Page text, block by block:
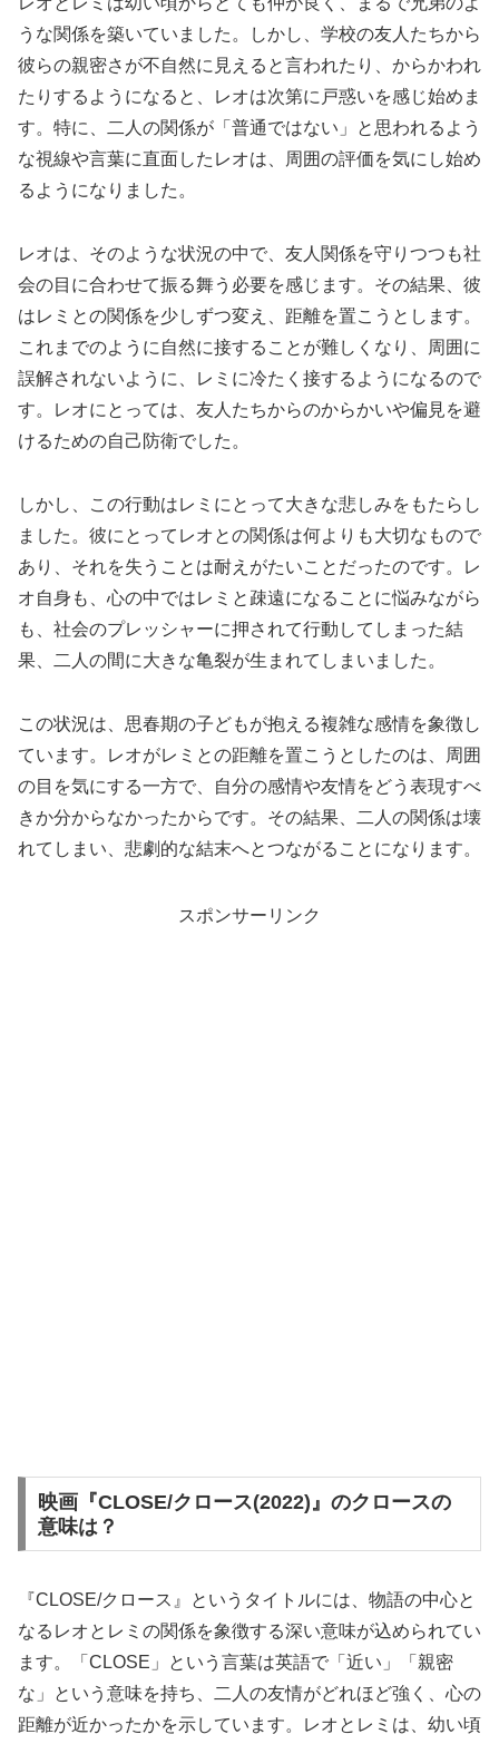
うな関係を築いていました。しかし、学校の友人たちから
彼らの親密さが不自然に見えると言われたり、からかわれ
たりするようになると、レオは次第に戸惑いを感じ始めま
す。特に、二人の関係が「普通ではない」と思われるよう
な視線や言葉に直面したレオは、周囲の評価を気にし始め
るようになりました。
レオは、そのような状況の中で、友人関係を守りつつも社
会の目に合わせて振る舞う必要を感じます。その結果、彼
はレミとの関係を少しずつ変え、距離を置こうとします。
これまでのように自然に接することが難しくなり、周囲に
誤解されないように、レミに冷たく接するようになるので
す。レオにとっては、友人たちからのからかいや偏見を避
けるための自己防衛でした。
しかし、この行動はレミにとって大きな悲しみをもたらし
ました。彼にとってレオとの関係は何よりも大切なもので
あり、それを失うことは耐えがたいことだったのです。レ
オ自身も、心の中ではレミと疎遠になることに悩みながら
も、社会のプレッシャーに押されて行動してしまった結
果、二人の間に大きな亀裂が生まれてしまいました。
この状況は、思春期の子どもが抱える複雑な感情を象徴し
ています。レオがレミとの距離を置こうとしたのは、周囲
の目を気にする一方で、自分の感情や友情をどう表現すべ
きか分からなかったからです。その結果、二人の関係は壊
れてしまい、悲劇的な結末へとつながることになります。
スポンサーリンク
映画『CLOSE/クロース(2022)』のクロースの
意味は？
『CLOSE/クロース』というタイトルには、物語の中心と
なるレオとレミの関係を象徴する深い意味が込められてい
ます。「CLOSE」という言葉は英語で「近い」「親密
な」という意味を持ち、二人の友情がどれほど強く、心の
距離が近かったかを示しています。レオとレミは、幼い頃